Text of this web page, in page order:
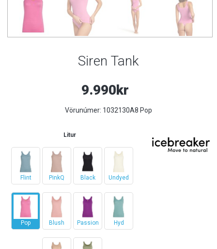
Siren Tank
9.990kr
Vörunúmer: 1032130A8 Pop
Litur
Flint PinkQ Black Undyed
Pop Blush Passion Hyd